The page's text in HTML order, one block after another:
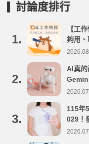
討論度排行
1.
【工
夠用
2.
AI真
3.
115年
029！